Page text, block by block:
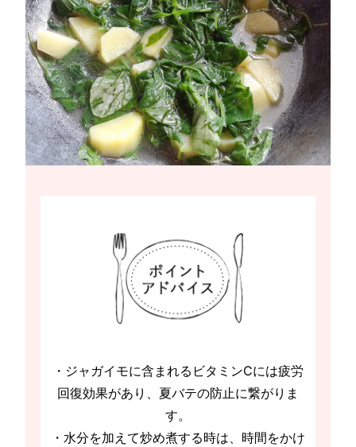
・ジャガイモに含まれるビタミンCには疲労
回復効果があり、夏バテの防止に繋がりま
す。
・水分を加えて炒め煮する時は、時間をかけ